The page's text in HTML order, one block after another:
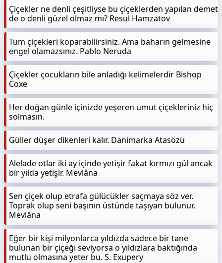
Çiçekler ne denli çeşitliyse bu çiçeklerden yapılan demet
de o denli güzel olmaz mı? Resul Hamzatov
Tüm çiçekleri koparabilirsiniz. Ama baharın gelmesine
engel olamazsınız. Pablo Neruda
Çiçekler çocukların bile anladığı kelimelerdir Bishop
Coxe
Her doğan günle içinizde yeşeren umut çiçekleriniz hiç
solmasın.
Güller düşer dikenleri kalır. Danimarka Atasözü
Alelade otlar iki ay içinde yetişir fakat kırmızı gül ancak
bir yılda yetişir. Mevlâna
Sen çiçek olup etrafa gülücükler saçmaya söz ver.
Toprak olup seni başının üstünde taşıyan bulunur.
Mevlâna
Eğer bir kişi milyonlarca yıldızda sadece bir tane
bulunan bir çiçeği seviyorsa o yıldızlara baktığında
mutlu olmasına yeter bu. S. Exupery